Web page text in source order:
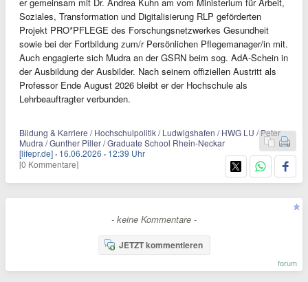
Soziales, Transformation und Digitalisierung RLP geförderten
Projekt PRO*PFLEGE des Forschungsnetzwerkes Gesundheit
sowie bei der Fortbildung zum/r Persönlichen Pflegemanager/in mit.
Auch engagierte sich Mudra an der GSRN beim sog. AdA-Schein in
der Ausbildung der Ausbilder. Nach seinem offiziellen Austritt als
Professor Ende August 2026 bleibt er der Hochschule als
Lehrbeauftragter verbunden.
Bildung & Karriere / Hochschulpolitik / Ludwigshafen / HWG LU / Peter
Mudra / Gunther Piller / Graduate School Rhein-Neckar
[lifepr.de] · 16.06.2026 · 12:39 Uhr
[0 Kommentare]
- keine Kommentare -
JETZT kommentieren
forum